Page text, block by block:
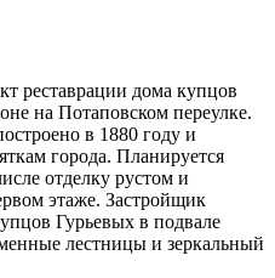
на Потаповском переулке.
в 1880 году и
города. Планируется
отделку рустом и
этаже. Застройщик
Гурьевых в подвале
лестницы и зеркальный